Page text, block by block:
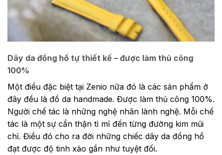
Dây da đồng hồ tự thiết kế – được làm thủ công
100%
Một điều đặc biệt tại Zenio nữa đó là các sản phẩm ở
đây đều là đồ da handmade. Được làm thủ công 100%.
Người chế tác là những nghệ nhân lành nghệ. Mỗi chế
tác là một sự cẩn thận tỉ mỉ đến từng đường kim mũi
chỉ. Điều đó cho ra đời những chiếc dây da đồng hồ
đạt được độ tinh xảo gần như tuyệt đối.